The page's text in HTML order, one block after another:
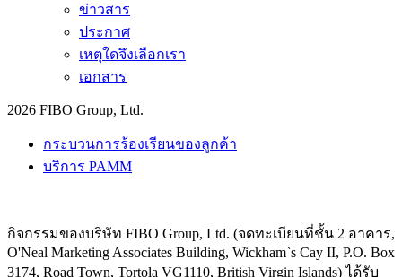
ข่าวสาร
ประกาศ
เหตุใดจึงเลือกเรา
เอกสาร
2026 FIBO Group, Ltd.
กระบวนการร้องเรียนของลูกค้า
บริการ PAMM
กิจกรรมของบริษัท FIBO Group, Ltd. (จดทะเบียนที่ชั้น 2 อาคาร,
O'Neal Marketing Associates Building, Wickham`s Cay II, P.O. Box
3174, Road Town, Tortola VG1110, British Virgin Islands) ได้รับ